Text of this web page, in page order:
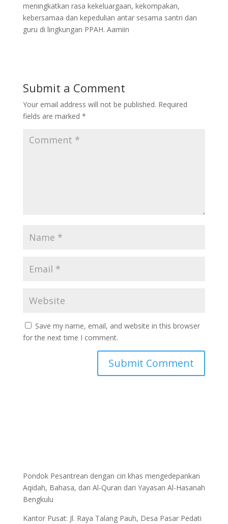
meningkatkan rasa kekeluargaan, kekompakan,
kebersamaa dan kepedulian antar sesama santri dan
guru di lingkungan PPAH. Aamiin
Submit a Comment
Your email address will not be published. Required
fields are marked *
Save my name, email, and website in this browser
for the next time I comment.
Pondok Pesantrean dengan ciri khas mengedepankan
Aqidah, Bahasa, dan Al-Quran dari Yayasan Al-Hasanah
Bengkulu
Kantor Pusat: Jl. Raya Talang Pauh, Desa Pasar Pedati